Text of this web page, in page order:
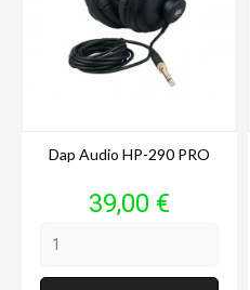
Dap Audio HP-290 PRO
Prix
39,00 €